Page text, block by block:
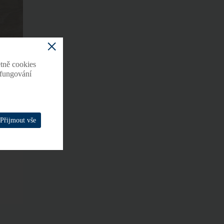
cookies
Přijmout vše